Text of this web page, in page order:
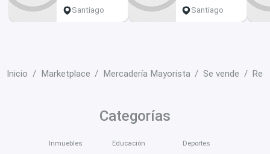
Santiago Santiago
Inicio Marketplace Mercadería Mayorista Se vende
Categorías
Inmuebles Educación Deportes